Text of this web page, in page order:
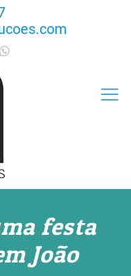
festa
João